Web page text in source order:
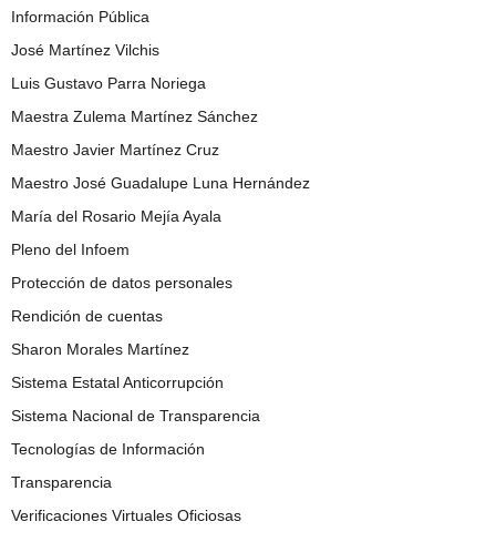
Información Pública
José Martínez Vilchis
Luis Gustavo Parra Noriega
Maestra Zulema Martínez Sánchez
Maestro Javier Martínez Cruz
Maestro José Guadalupe Luna Hernández
María del Rosario Mejía Ayala
Pleno del Infoem
Protección de datos personales
Rendición de cuentas
Sharon Morales Martínez
Sistema Estatal Anticorrupción
Sistema Nacional de Transparencia
Tecnologías de Información
Transparencia
Verificaciones Virtuales Oficiosas